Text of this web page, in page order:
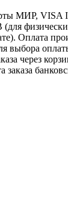
МИР, VISA
Оплата
через
заказа